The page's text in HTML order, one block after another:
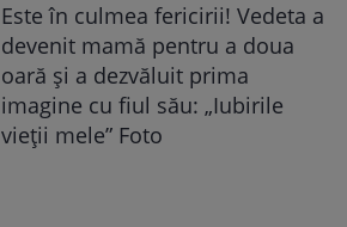
Este în culmea fericirii! Vedeta a
devenit mamă pentru a doua
oară și a dezvăluit prima
imagine cu fiul său: „Iubirile
vieții mele” Foto